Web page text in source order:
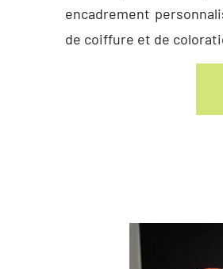
encadrement
de coiffure et de